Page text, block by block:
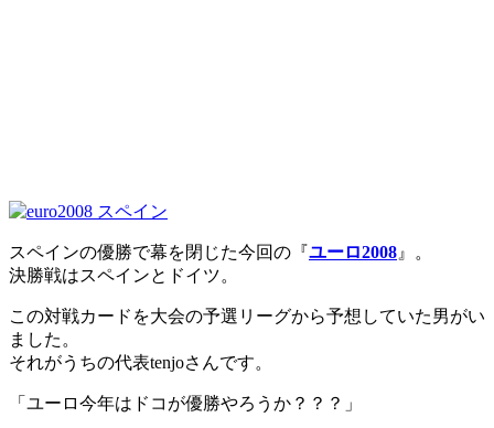
スペインの優勝で幕を閉じた今回の『ユーロ2008 』。
決勝戦はスペインとドイツ。
この対戦カードを大会の予選リーグから予想していた男がい
ました。
それがうちの代表tenjoさんです。
「ユーロ今年はドコが優勝やろうか？？？」